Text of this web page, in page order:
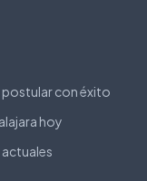
postular con éxito
hoy